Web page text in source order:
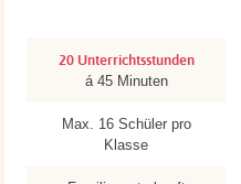
20 Unterrichtsstunden
á 45 Minuten
Max. 16 Schüler pro
Klasse